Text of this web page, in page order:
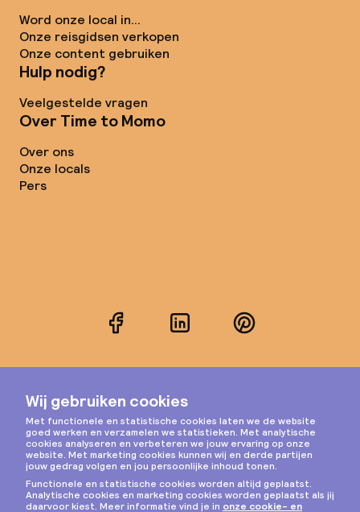
Word onze local in...
Onze reisgidsen verkopen
Onze content gebruiken
Hulp nodig?
Veelgestelde vragen
Over Time to Momo
Over ons
Onze locals
Pers
FacebookLinkedInPinterest
Instagram